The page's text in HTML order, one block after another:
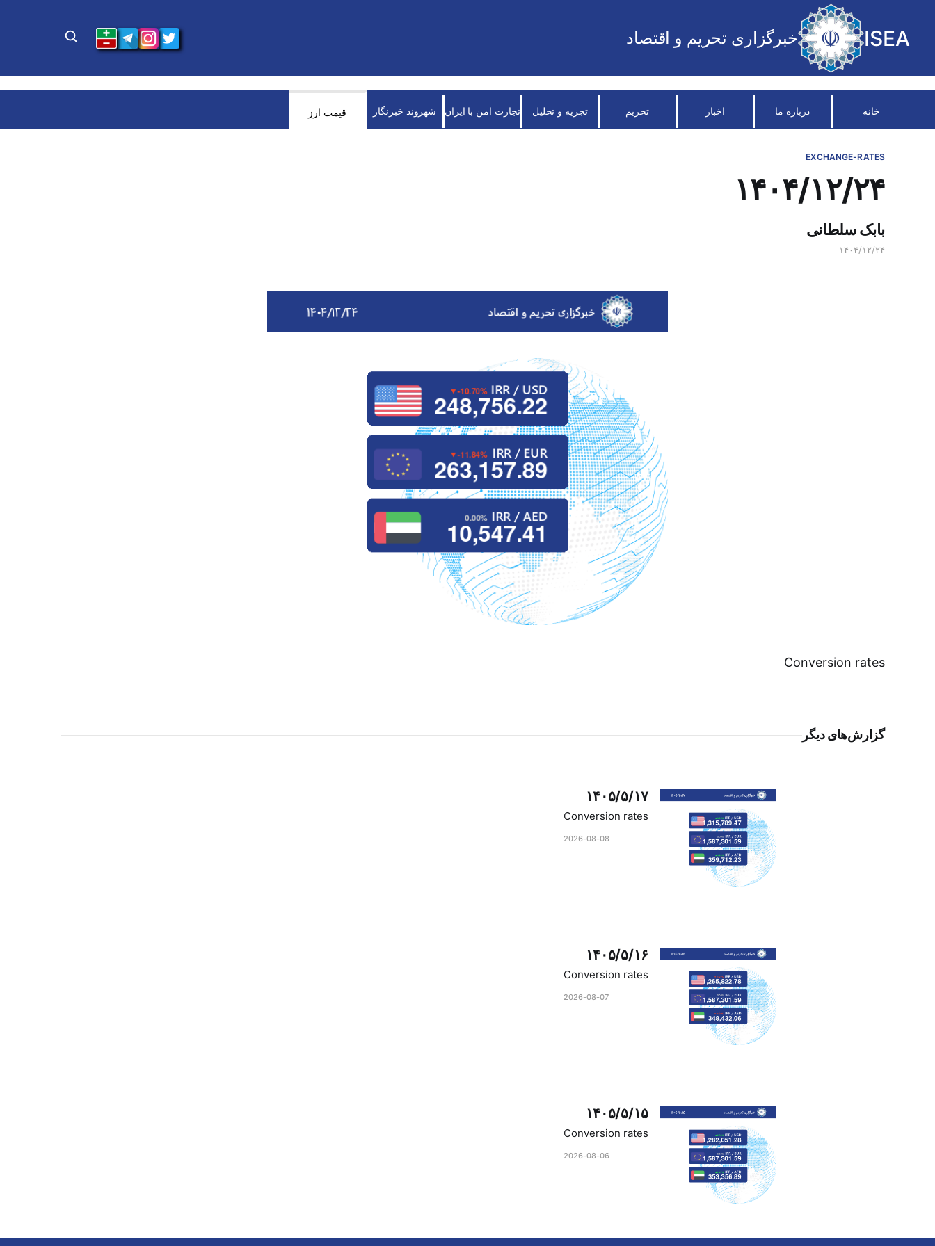
ISEA خبرگزاری تحریم و اقتصاد
خانه درباره ما اخبار تحریم تجزیه و تحلیل تجارت امن با ایران شهروند خبرنگار قیمت ارز
EXCHANGE-RATES
۱۴۰۴/۱۲/۲۴
بابک سلطانی
۱۴۰۴/۱۲/۲۴
Conversion rates
گزارش‌های دیگر
۱۴۰۵/۵/۱۷
Conversion rates
2026-08-08
۱۴۰۵/۵/۱۶
Conversion rates
2026-08-07
۱۴۰۵/۵/۱۵
Conversion rates
2026-08-06